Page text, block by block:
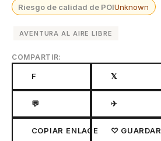
Riesgo de calidad de POIUnknown
AVENTURA AL AIRE LIBRE
COMPARTIR:
F 𝕏
💬 ✈
COPIAR ENLACE ♡ GUARDAR